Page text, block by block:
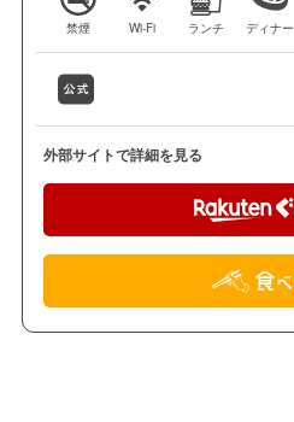
禁煙 Wi-Fi ランチ ディナー
外部サイトで詳細を見る